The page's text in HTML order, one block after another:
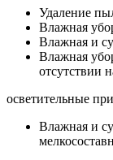
Удаление
Влажная
Влажная и
Влажная
отсутствии
осветительные
Влажная и